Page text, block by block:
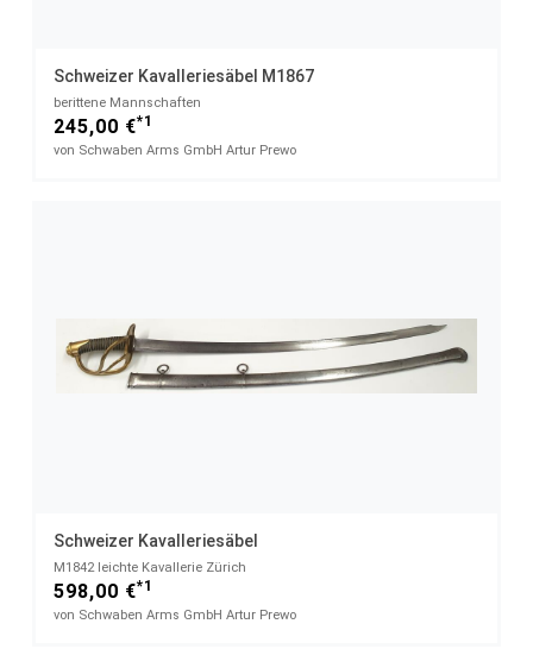
Schweizer Kavalleriesäbel M1867
berittene Mannschaften
245,00 €*1
von Schwaben Arms GmbH Artur Prewo
Schweizer Kavalleriesäbel
M1842 leichte Kavallerie Zürich
598,00 €*1
von Schwaben Arms GmbH Artur Prewo